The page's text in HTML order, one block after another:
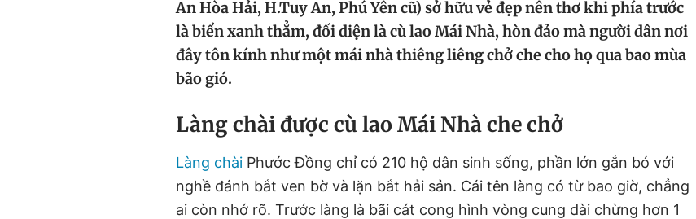
An Hòa Hải, H.Tuy An, Phú Yên cũ) sở hữu vẻ đẹp nên thơ khi phía trước
là biển xanh thẳm, đối diện là cù lao Mái Nhà, hòn đảo mà người dân nơi
đây tôn kính như một mái nhà thiêng liêng chở che cho họ qua bao mùa
bão gió.
Làng chài được cù lao Mái Nhà che chở
Làng chài Phước Đồng chỉ có 210 hộ dân sinh sống, phần lớn gắn bó với
nghề đánh bắt ven bờ và lặn bắt hải sản. Cái tên làng có từ bao giờ, chẳng
ai còn nhớ rõ. Trước làng là bãi cát cong hình vòng cung dài chừng hơn 1